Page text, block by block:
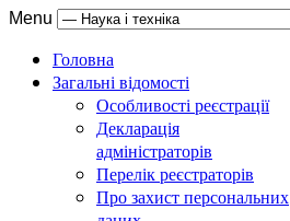
Menu
Головна
Загальні відомості
Особливості реєстрації
Декларація
адміністраторів
Перелік реєстраторів
Про захист персональних